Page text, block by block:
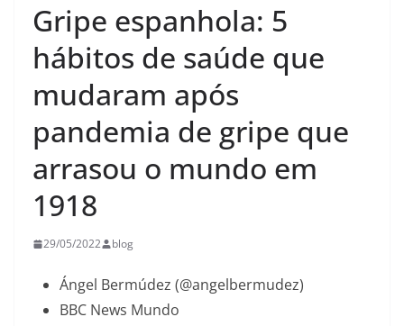
Gripe espanhola: 5
hábitos de saúde que
mudaram após
pandemia de gripe que
arrasou o mundo em
1918
29/05/2022 blog
Ángel Bermúdez (@angelbermudez)
BBC News Mundo